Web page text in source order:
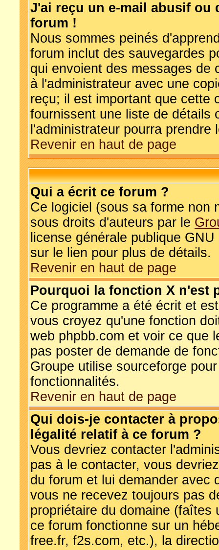
J'ai reçu un e-mail abusif ou
forum !
Nous sommes peinés
forum inclut des sauvegardes
qui envoient des messages de
à l'administrateur avec une
reçu; il est important que cette
fournissent une liste de détails
l'administrateur pourra
Revenir en haut de page
Qui a écrit ce forum ?
Ce logiciel (sous sa forme non
sous droits d'auteurs par le
license générale publique
sur le lien pour plus de détails.
Revenir en haut de page
Pourquoi la fonction X n'est
Ce programme a été écrit et
vous croyez qu'une fonction
web phpbb.com et voir ce que
pas poster de demande de
Groupe utilise sourceforge
fonctionnalités.
Revenir en haut de page
Qui dois-je contacter à
légalité relatif à ce forum ?
Vous devriez contacter
pas à le contacter, vous
du forum et lui demander avec
vous ne recevez toujours pas
propriétaire du domaine
ce forum fonctionne sur un
free.fr, f2s.com, etc.), la